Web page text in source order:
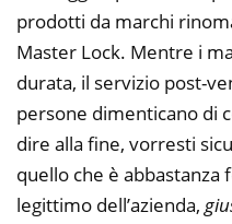
prodotti da marchi
Master Lock. Mentre i
durata, il servizio post-
persone dimenticano di
dire alla fine, vorresti
quello che è
legittimo dell’azienda,